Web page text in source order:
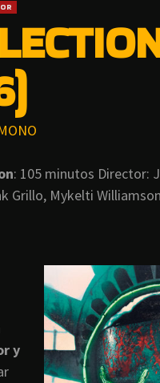
: 105 minutos Director:
Grillo, Mykelti
y